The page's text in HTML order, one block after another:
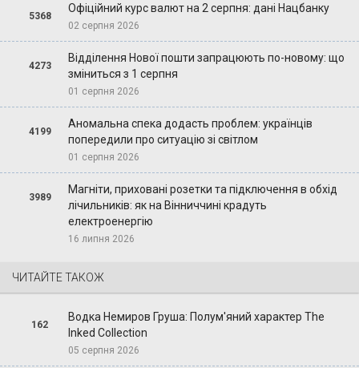
5368
Офіційний курс валют на 2 серпня: дані Нацбанку
02 серпня 2026
4273
Відділення Нової пошти запрацюють по-новому: що
зміниться з 1 серпня
01 серпня 2026
4199
Аномальна спека додасть проблем: українців
попередили про ситуацію зі світлом
01 серпня 2026
3989
Магніти, приховані розетки та підключення в обхід
лічильників: як на Вінниччині крадуть
електроенергію
16 липня 2026
ЧИТАЙТЕ ТАКОЖ
162
Водка Немиров Груша: Полум'яний характер The
Inked Collection
05 серпня 2026